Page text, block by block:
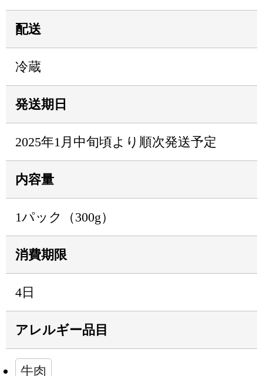
配送
冷蔵
発送期日
2025年1月中旬頃より順次発送予定
内容量
1パック（300g）
消費期限
4日
アレルギー品目
牛肉